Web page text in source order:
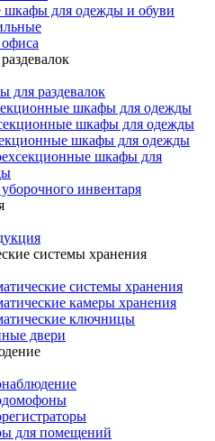
для одежды и обуви
для раздевалок
шкафы для одежды
шкафы для одежды
шкафы для одежды
шкафы для
инвентаря
системы хранения
системы хранения
камеры хранения
ключницы
двери
для помещений